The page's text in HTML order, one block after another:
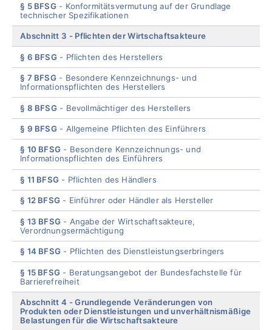
§ 5 BFSG
Konformitätsvermutung auf der Grundlage
technischer Spezifikationen
Abschnitt 3 Pflichten der Wirtschaftsakteure
§ 6 BFSG Pflichten des Herstellers
§ 7 BFSG
Besondere Kennzeichnungs- und
Informationspflichten des Herstellers
§ 8 BFSG Bevollmächtiger des Herstellers
§ 9 BFSG Allgemeine Pflichten des Einführers
§ 10 BFSG
Besondere Kennzeichnungs- und
Informationspflichten des Einführers
§ 11 BFSG Pflichten des Händlers
§ 12 BFSG Einführer oder Händler als Hersteller
§ 13 BFSG
Angabe der Wirtschaftsakteure,
Verordnungsermächtigung
§ 14 BFSG Pflichten des Dienstleistungserbringers
§ 15 BFSG
Beratungsangebot der Bundesfachstelle für
Barrierefreiheit
Abschnitt 4
Grundlegende Veränderungen von
Produkten oder Dienstleistungen und unverhältnismäßige
Belastungen für die Wirtschaftsakteure